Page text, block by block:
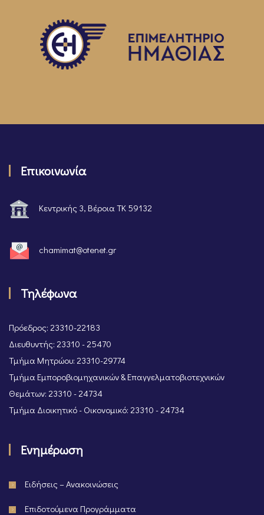
Επικοινωνία
Κεντρικής 3, Βέροια ΤΚ 59132
chamimat@otenet.gr
Τηλέφωνα
Πρόεδρος: 23310-22183
Διευθυντής: 23310 - 25470
Τμήμα Μητρώου: 23310-29774
Τμήμα Εμποροβιομηχανικών & Επαγγελματοβιοτεχνικών
Θεμάτων: 23310 - 24734
Τμήμα Διοικητικό - Οικονομικό: 23310 - 24734
Ενημέρωση
Ειδήσεις – Ανακοινώσεις
Επιδοτούμενα Προγράμματα